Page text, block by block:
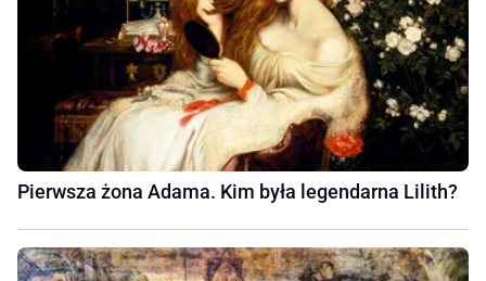
Pierwsza żona Adama. Kim była legendarna Lilith?